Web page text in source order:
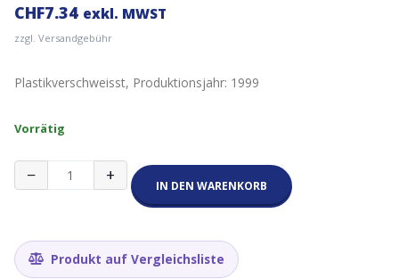
CHF7.34 exkl. MWST
zzgl. Versandgebühr
Plastikverschweisst, Produktionsjahr: 1999
Vorrätig
−
TDK
DVD-
8x
Rohling
+ IN DEN WARENKORB
Produkt auf Vergleichsliste